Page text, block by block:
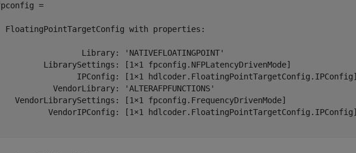
=
FloatingPointTargetConfig with properties:
Library: 'NATIVEFLOATINGPOINT'
LibrarySettings: [1×1 fpconfig.NFPLatencyDrivenMode]
IPConfig: [1×1 hdlcoder.FloatingPointTargetConfig.IPConfig]
VendorLibrary: 'ALTERAFPFUNCTIONS'
VendorLibrarySettings: [1×1 fpconfig.FrequencyDrivenMode]
VendorIPConfig: [1×1 hdlcoder.FloatingPointTargetConfig.IPConfig]